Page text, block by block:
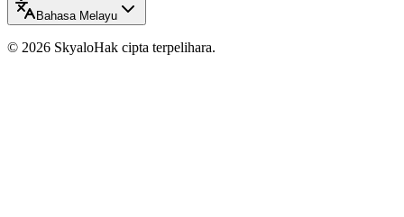
Bahasa Melayu
© 2026 SkyaloHak cipta terpelihara.